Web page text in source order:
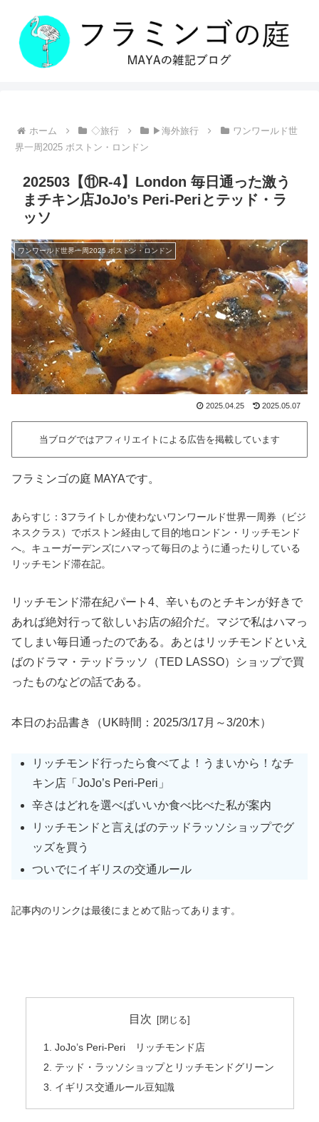
ホーム ◇旅行 ▶海外旅行
ワンワールド世
界一周2025 ボストン・ロンドン
202503【⑪R-4】London 毎日通った激う
まチキン店JoJo’s Peri-Periとテッド・ラ
ッソ
ワンワールド世界一周2025 ボストン・ロンドン
2025.04.25 2025.05.07
当ブログではアフィリエイトによる広告を掲載しています
フラミンゴの庭 MAYAです。
あらすじ：3フライトしか使わないワンワールド世界一周券（ビジ
ネスクラス）でボストン経由して目的地ロンドン・リッチモンド
へ。キューガーデンズにハマって毎日のように通ったりしている
リッチモンド滞在記。
リッチモンド滞在紀パート4、辛いものとチキンが好きで
あれば絶対行って欲しいお店の紹介だ。マジで私はハマっ
てしまい毎日通ったのである。あとはリッチモンドといえ
ばのドラマ・テッドラッソ（TED LASSO）ショップで買
ったものなどの話である。
本日のお品書き（UK時間：2025/3/17月～3/20木）
リッチモンド行ったら食べてよ！うまいから！なチ
キン店「JoJo’s Peri-Peri」
辛さはどれを選べばいいか食べ比べた私が案内
リッチモンドと言えばのテッドラッソショップでグ
ッズを買う
ついでにイギリスの交通ルール
記事内のリンクは最後にまとめて貼ってあります。
目次
JoJo’s Peri-Peri リッチモンド店
テッド・ラッソショップとリッチモンドグリーン
イギリス交通ルール豆知識